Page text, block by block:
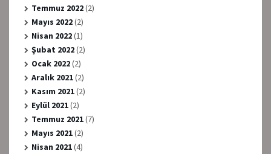
Temmuz 2022(2)
Mayıs 2022(2)
Nisan 2022(1)
Şubat 2022(2)
Ocak 2022(2)
Aralık 2021(2)
Kasım 2021(2)
Eylül 2021(2)
Temmuz 2021(7)
Mayıs 2021(2)
Nisan 2021(4)